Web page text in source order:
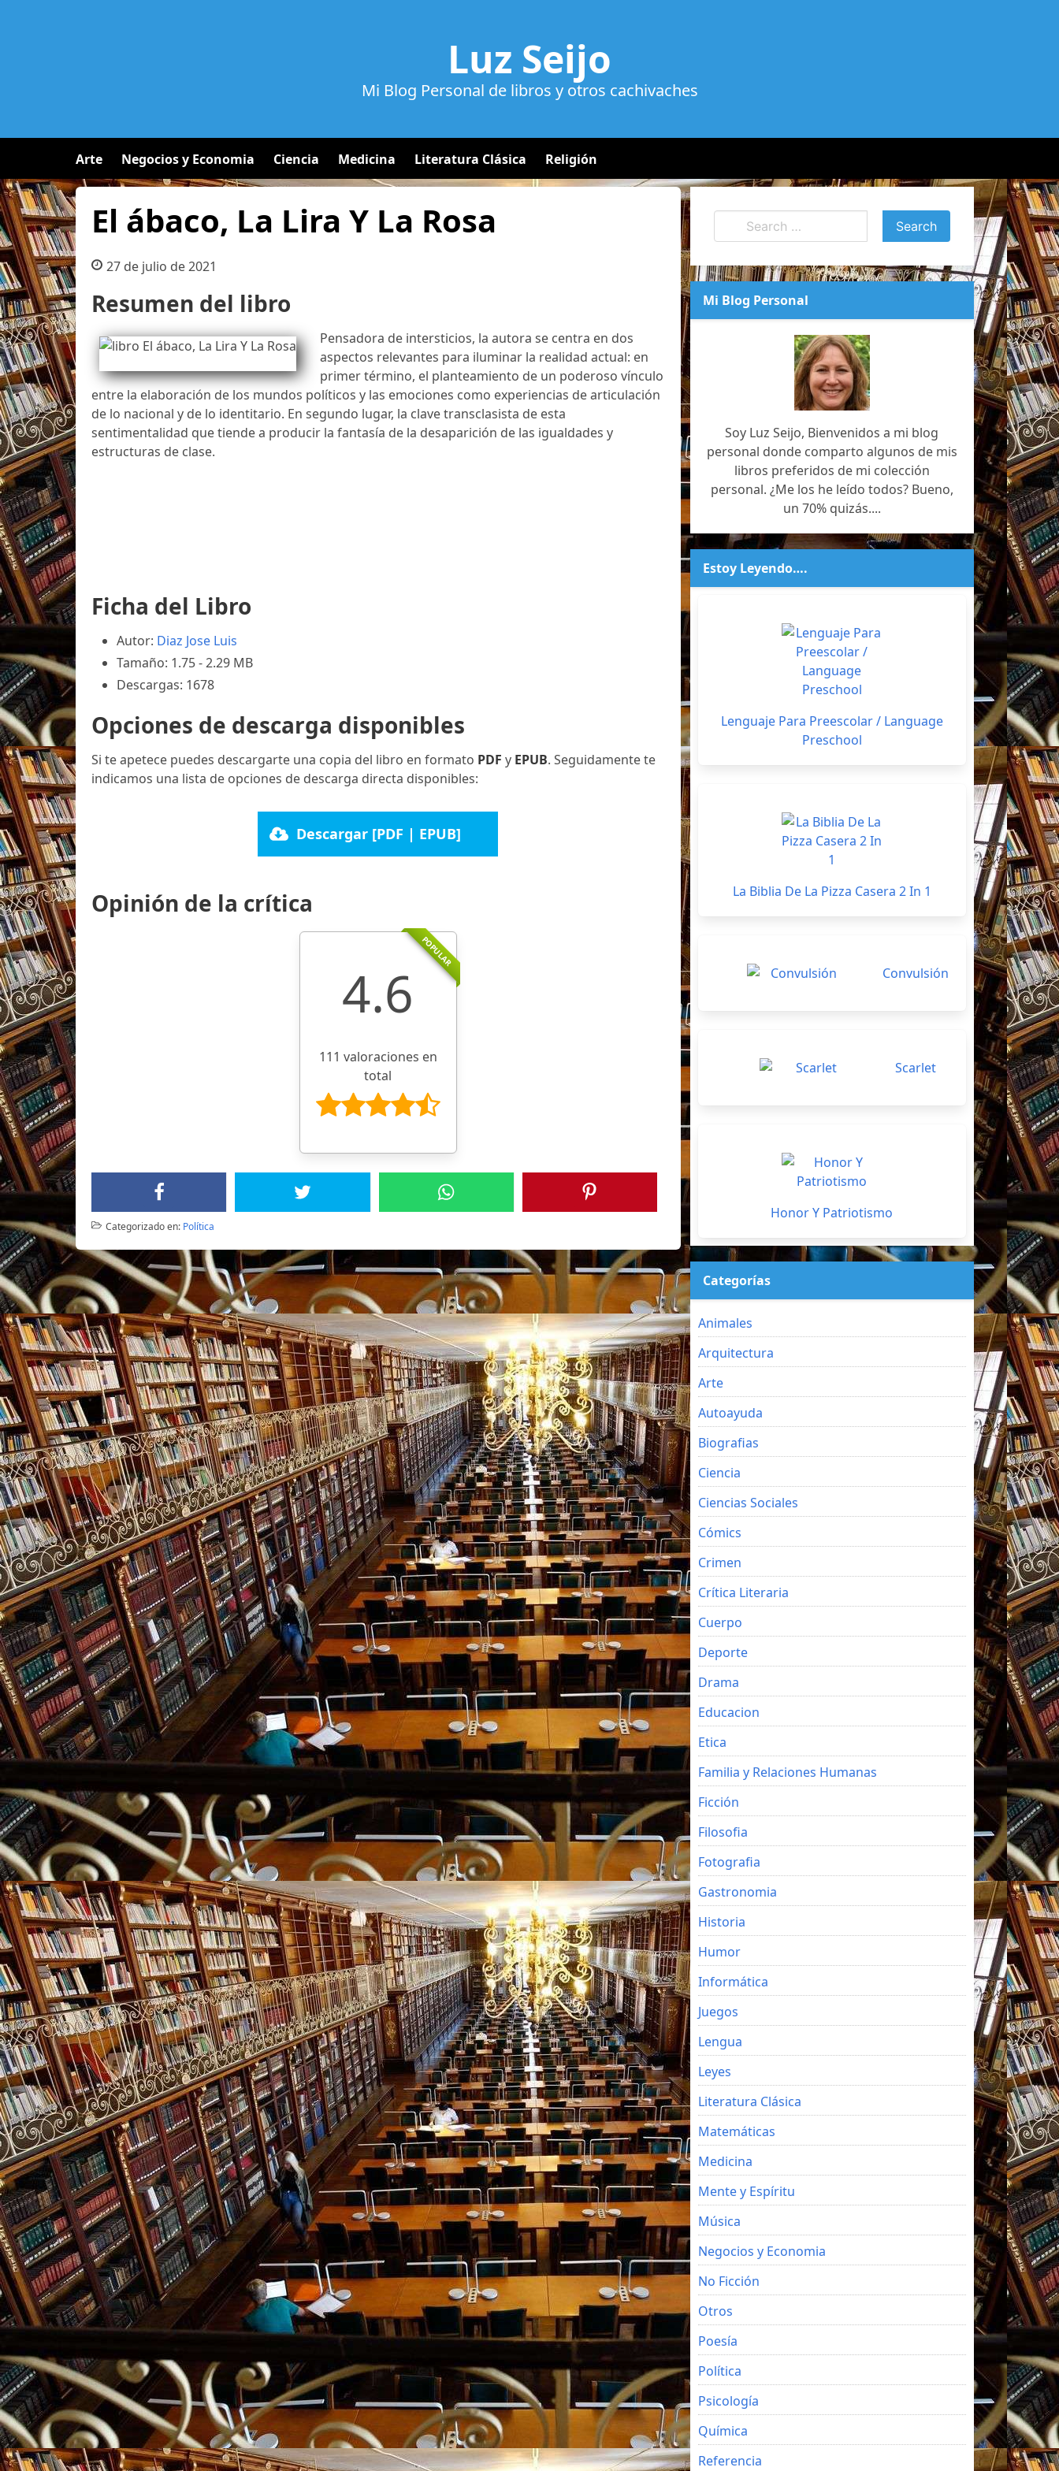
Luz Seijo
Mi Blog Personal de libros y otros cachivaches
Arte Negocios y Economia Ciencia Medicina Literatura Clásica Religión
El ábaco, La Lira Y La Rosa
27 de julio de 2021
Resumen del libro
Pensadora de intersticios, la autora se centra en dos
aspectos relevantes para iluminar la realidad actual: en
primer término, el planteamiento de un poderoso vínculo
entre la elaboración de los mundos políticos y las emociones como experiencias de articulación
de lo nacional y de lo identitario. En segundo lugar, la clave transclasista de esta
sentimentalidad que tiende a producir la fantasía de la desaparición de las igualdades y
estructuras de clase.
Ficha del Libro
Autor: Diaz Jose Luis
Tamaño: 1.75 - 2.29 MB
Descargas: 1678
Opciones de descarga disponibles
Si te apetece puedes descargarte una copia del libro en formato PDF y EPUB. Seguidamente te
indicamos una lista de opciones de descarga directa disponibles:
Descargar [PDF | EPUB]
Opinión de la crítica
POPULAR
4.6
111 valoraciones en
total
Categorizado en: Política
Mi Blog Personal
Soy Luz Seijo, Bienvenidos a mi blog
personal donde comparto algunos de mis
libros preferidos de mi colección
personal. ¿Me los he leído todos? Bueno,
un 70% quizás....
Estoy Leyendo….
Lenguaje Para Preescolar / Language
Preschool
La Biblia De La Pizza Casera 2 In 1
Convulsión
Scarlet
Honor Y Patriotismo
Categorías
Animales
Arquitectura
Arte
Autoayuda
Biografias
Ciencia
Ciencias Sociales
Cómics
Crimen
Crítica Literaria
Cuerpo
Deporte
Drama
Educacion
Etica
Familia y Relaciones Humanas
Ficción
Filosofia
Fotografia
Gastronomia
Historia
Humor
Informática
Juegos
Lengua
Leyes
Literatura Clásica
Matemáticas
Medicina
Mente y Espíritu
Música
Negocios y Economia
No Ficción
Otros
Poesía
Política
Psicología
Química
Referencia